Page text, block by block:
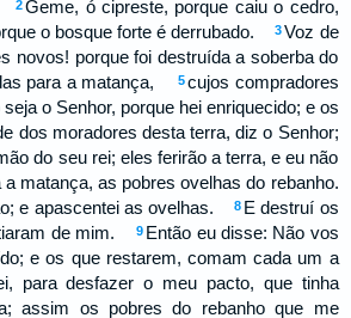
2Geme, ó cipreste, porque caiu o cedro,
o bosque forte é derrubado.
3 Voz de
novos! porque foi destruída a soberba do
para a matança, 5cujos compradores
o Senhor, porque hei enriquecido; e os
dos moradores desta terra, diz o Senhor;
do seu rei; eles ferirão a terra, e eu não
matança, as pobres ovelhas do rebanho.
e apascentei as ovelhas.
8 E destruí os
de mim.
9 Então eu disse: Não vos
e os que restarem, comam cada um a
para desfazer o meu pacto, que tinha
assim os pobres do rebanho que me